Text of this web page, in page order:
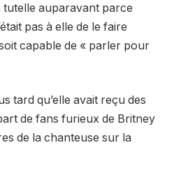
tutelle auparavant parce
pas à elle de le faire
capable de « parler pour
tard qu’elle avait reçu des
de fans furieux de Britney
de la chanteuse sur la